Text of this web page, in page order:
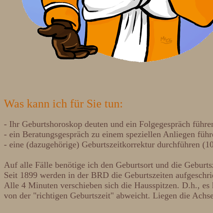
Was kann ich für Sie tun:
- Ihr Geburtshoroskop deuten und ein Folgegespräch
- ein Beratungsgespräch zu einem speziellen Anliegen
- eine (dazugehörige) Geburtszeitkorrektur durchführen
Auf alle Fälle benötige ich den Geburtsort und die
Seit 1899 werden in der BRD die Geburtszeiten
Alle 4 Minuten verschieben sich die Hausspitzen. D.h.,
von der "richtigen Geburtszeit" abweicht. Liegen die